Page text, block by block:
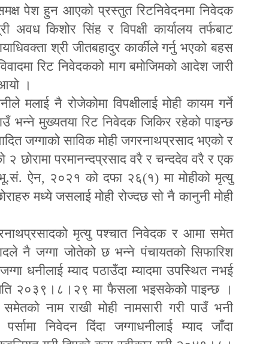
पेश हुन आएको प्रस्तुत रिटनिवेदनमा निवेदक
अवध किशोर सिंह र विपक्षी कार्यालय तर्फबाट
श्री जीतबहादुर कार्कीले गर्नु भएको बहस
रिट निवेदकको माग बमोजिमको आदेश जारी
।
मलाई नै रोजेकोमा विपक्षीलाई मोही कायम गर्ने
भन्ने मुख्यतया रिट निवेदक जिकिर रहेको पाइन्छ
जग्गाको साविक मोही जगरनाथप्रसाद भएको र
छोरामा परमानन्दप्रसाद वरै र चन्ददेव वरै र एक
भू.सं. ऐन, २०२१ को दफा २६(१) मा मोहीको मृत्यु
मध्ये जसलाई मोही रोज्दछ सो नै कानुनी मोही
मृत्यु पश्चात निवेदक र आमा समेत
नै जग्गा जोतेको छ भन्ने पंचायतको सिफारिश
धनीलाई म्याद पठाउँदा म्यादमा उपस्थित नभई
२०३९।८।२९ मा फैसला भइसकेको पाइन्छ ।
नाम राखी मोही नामसारी गरी पाउँ भनी
निवेदन दिंदा जग्गाधनीलाई म्याद जाँदा